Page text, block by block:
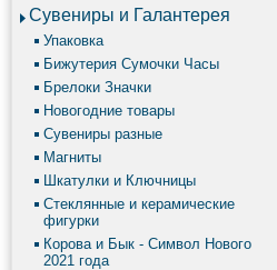
Сувениры и Галантерея
Упаковка
Бижутерия Сумочки Часы
Брелоки Значки
Новогодние товары
Сувениры разные
Магниты
Шкатулки и Ключницы
Стеклянные и керамические
фигурки
Корова и Бык - Символ Нового
2021 года